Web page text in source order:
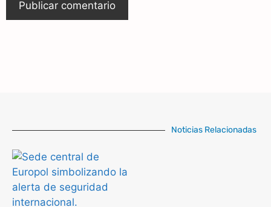
Noticias Relacionadas